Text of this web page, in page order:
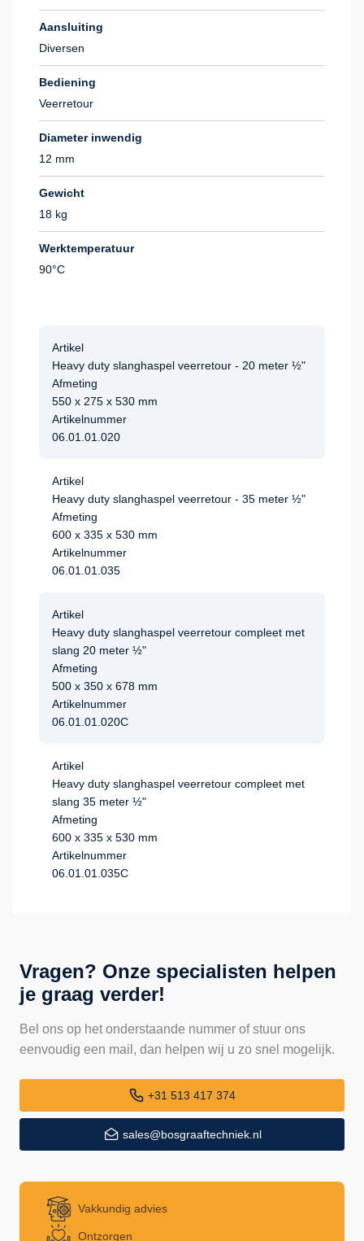
Aansluiting
Diversen
Bediening
Veerretour
Diameter inwendig
12 mm
Gewicht
18 kg
Werktemperatuur
90°C
Artikel
Heavy duty slanghaspel veerretour - 20 meter ½"
Afmeting
550 x 275 x 530 mm
Artikelnummer
06.01.01.020
Artikel
Heavy duty slanghaspel veerretour - 35 meter ½"
Afmeting
600 x 335 x 530 mm
Artikelnummer
06.01.01.035
Artikel
Heavy duty slanghaspel veerretour compleet met
slang 20 meter ½"
Afmeting
500 x 350 x 678 mm
Artikelnummer
06.01.01.020C
Artikel
Heavy duty slanghaspel veerretour compleet met
slang 35 meter ½"
Afmeting
600 x 335 x 530 mm
Artikelnummer
06.01.01.035C
Vragen? Onze specialisten helpen
je graag verder!
Bel ons op het onderstaande nummer of stuur ons
eenvoudig een mail, dan helpen wij u zo snel mogelijk.
+31 513 417 374
sales@bosgraaftechniek.nl
Vakkundig advies
Ontzorgen